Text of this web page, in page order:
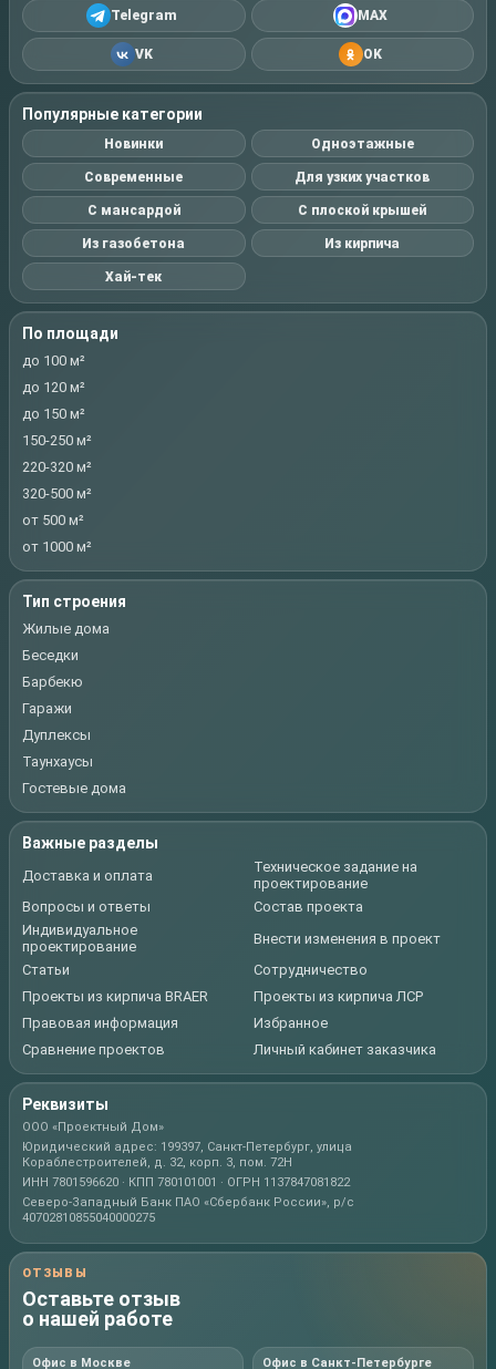
Telegram MAX
VK OK
Популярные категории
Новинки Одноэтажные
Современные Для узких участков
С мансардой С плоской крышей
Из газобетона Из кирпича
Хай-тек
По площади
до 100 м²
до 120 м²
до 150 м²
150-250 м²
220-320 м²
320-500 м²
от 500 м²
от 1000 м²
Тип строения
Жилые дома
Беседки
Барбекю
Гаражи
Дуплексы
Таунхаусы
Гостевые дома
Важные разделы
Доставка и оплата
Техническое задание на
проектирование
Вопросы и ответы
Состав проекта
Индивидуальное
проектирование
Внести изменения в проект
Статьи
Сотрудничество
Проекты из кирпича BRAER
Проекты из кирпича ЛСР
Правовая информация
Избранное
Сравнение проектов
Личный кабинет заказчика
Реквизиты
ООО «Проектный Дом»
Юридический адрес: 199397, Санкт-Петербург, улица
Кораблестроителей, д. 32, корп. 3, пом. 72Н
ИНН 7801596620 · КПП 780101001 · ОГРН 1137847081822
Северо-Западный Банк ПАО «Сбербанк России», р/с
40702810855040000275
ОТЗЫВЫ
Оставьте отзыв
о нашей работе
Офис в Москве Офис в Санкт-Петербурге